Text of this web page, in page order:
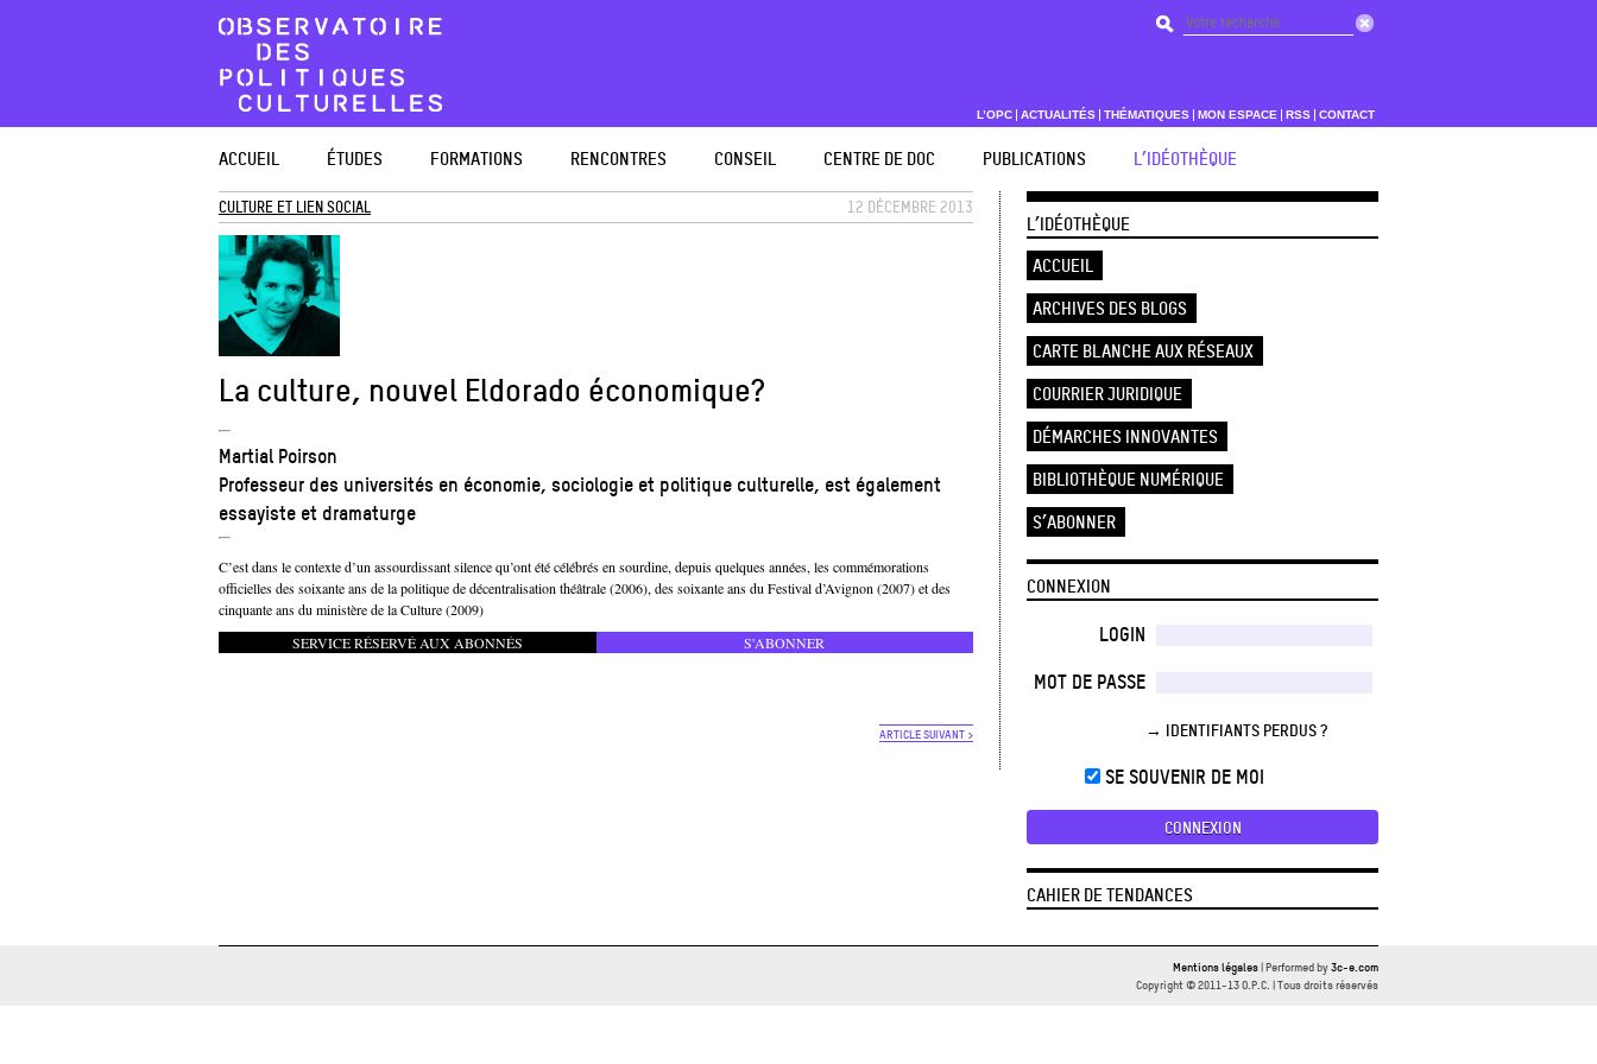
L’OPC ACTUALITÉS THÉMATIQUES MON ESPACE RSS CONTACT
ACCUEIL ÉTUDES FORMATIONS RENCONTRES CONSEIL CENTRE DE DOC PUBLICATIONS L’IDÉOTHÈQUE
CULTURE ET LIEN SOCIAL 12 DÉCEMBRE 2013
La culture, nouvel Eldorado économique?
Martial Poirson
Professeur des universités en économie, sociologie et politique culturelle, est également
essayiste et dramaturge
C’est dans le contexte d’un assourdissant silence qu’ont été célébrés en sourdine, depuis quelques années, les commémorations
officielles des soixante ans de la politique de décentralisation théâtrale (2006), des soixante ans du Festival d’Avignon (2007) et des
cinquante ans du ministère de la Culture (2009)
SERVICE RÉSERVÉ AUX ABONNÉS
S'ABONNER
ARTICLE SUIVANT >
L’IDÉOTHÈQUE
ACCUEIL
ARCHIVES DES BLOGS
CARTE BLANCHE AUX RÉSEAUX
COURRIER JURIDIQUE
DÉMARCHES INNOVANTES
BIBLIOTHÈQUE NUMÉRIQUE
S’ABONNER
CONNEXION
LOGIN
MOT DE PASSE
→ IDENTIFIANTS PERDUS ?
SE SOUVENIR DE MOI
CAHIER DE TENDANCES
Mentions légales| Performed by3c-e.com
Copyright © 2011-13 O.P.C. | Tous droits réservés